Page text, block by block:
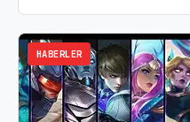
HABERLER